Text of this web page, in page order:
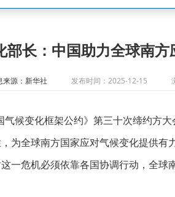
长：中国助力全球南方
来源：新华社 发布时间：2025-12-15
候变化框架公约》第三十次缔约方
为全球南方国家应对气候变化提供有力
一危机必须依靠各国协调行动， 全球